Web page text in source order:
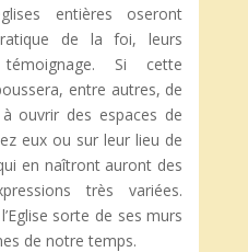
entières oseront
de la foi, leurs
Si cette
entre autres, de
ouvrir des espaces de
eux ou sur leur lieu de
en naîtront auront des
très variées.
sorte de ses murs
de notre temps.